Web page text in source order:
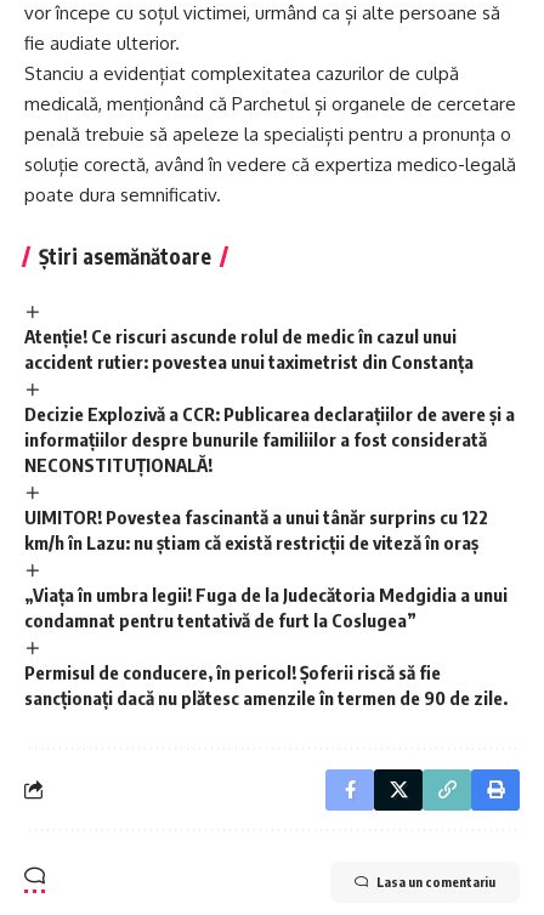
vor începe cu soțul victimei, urmând ca și alte persoane să
fie audiate ulterior.
Stanciu a evidențiat complexitatea cazurilor de culpă
medicală, menționând că Parchetul și organele de cercetare
penală trebuie să apeleze la specialiști pentru a pronunța o
soluție corectă, având în vedere că expertiza medico-legală
poate dura semnificativ.
Știri asemănătoare
Atenție! Ce riscuri ascunde rolul de medic în cazul unui
accident rutier: povestea unui taximetrist din Constanța
Decizie Explozivă a CCR: Publicarea declarațiilor de avere și a
informațiilor despre bunurile familiilor a fost considerată
NECONSTITUȚIONALĂ!
UIMITOR! Povestea fascinantă a unui tânăr surprins cu 122
km/h în Lazu: nu știam că există restricții de viteză în oraș
„Viața în umbra legii! Fuga de la Judecătoria Medgidia a unui
condamnat pentru tentativă de furt la Coslugea”
Permisul de conducere, în pericol! Șoferii riscă să fie
sancționați dacă nu plătesc amenzile în termen de 90 de zile.
Lasa un comentariu